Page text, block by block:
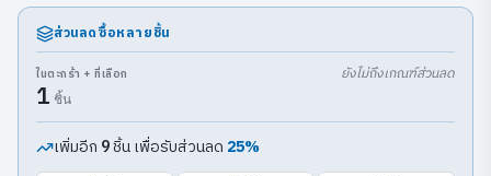
ส่วนลดซื้อหลายชิ้น
ในตะกร้า + ที่เลือก
1 ชิ้น
ยังไม่ถึงเกณฑ์ส่วนลด
เพิ่มอีก 9ชิ้น เพื่อรับส่วนลด 25%